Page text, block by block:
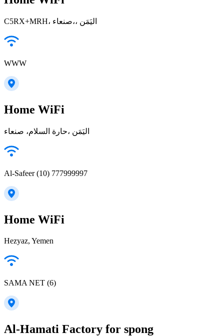
C5RX+MRH، صنعاء‎،، اليَمَن
WWW
Home WiFi
حارة السلام، صنعاء‎، اليَمَن
Al-Safeer (10) 777999997
Home WiFi
Hezyaz, Yemen
SAMA NET (6)
Al-Hamati Factory for spong